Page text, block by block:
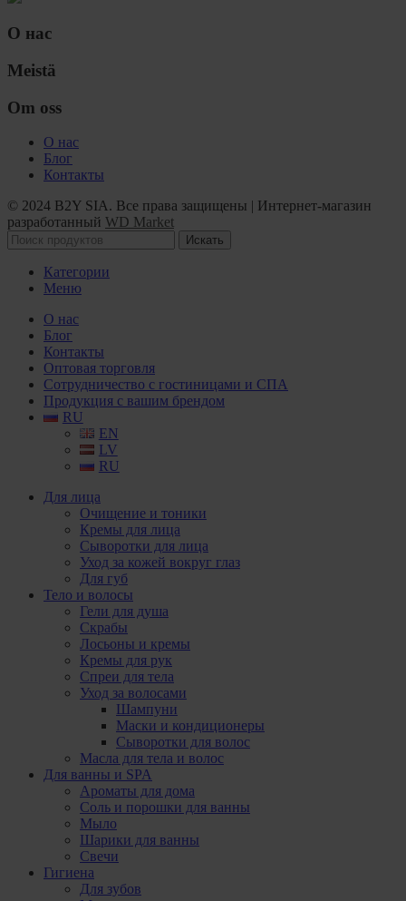
О нас
Meistä
Om oss
О нас
Блог
Контакты
© 2024 B2Y SIA. Все права защищены
Интернет-магазин
разработанный WD Market
Искать
Категории
Меню
О нас
Блог
Контакты
Оптовая торговля
Сотрудничество с гостиницами и СПА
Продукция с вашим брендом
RU
EN
LV
RU
Для лица
Очищение и тоники
Кремы для лица
Сыворотки для лица
Уход за кожей вокруг глаз
Для губ
Тело и волосы
Гели для душа
Скрабы
Лосьоны и кремы
Кремы для рук
Спреи для тела
Уход за волосами
Шампуни
Маски и кондиционеры
Сыворотки для волос
Масла для тела и волос
Для ванны и SPA
Ароматы для дома
Соль и порошки для ванны
Мыло
Шарики для ванны
Свечи
Гигиена
Для зубов